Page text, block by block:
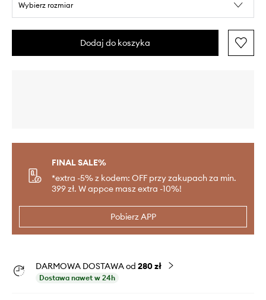
Wybierz rozmiar
Dodaj do koszyka
FINAL SALE%
*extra -5% z kodem: OFF przy zakupach za min.
399 zł. W appce masz extra -10%!
Pobierz APP
DARMOWA DOSTAWA od 280 zł
Dostawa nawet w 24h